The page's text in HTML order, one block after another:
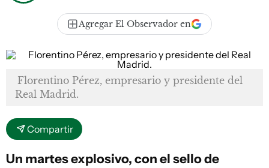
Agregar El Observador en
Florentino Pérez, empresario y presidente del
Real Madrid.
Compartir
Un martes explosivo, con el sello de